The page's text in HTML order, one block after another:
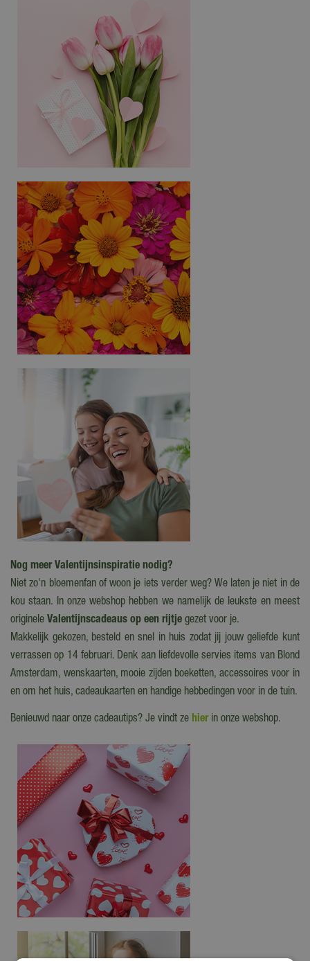
Nog meer Valentijnsinspiratie nodig?
Niet zo'n bloemenfan of woon je iets verder weg? We laten je niet in de
kou staan. In onze webshop hebben we namelijk de leukste en meest
originele Valentijnscadeaus op een rijtje gezet voor je.
Makkelijk gekozen, besteld en snel in huis zodat jij jouw geliefde kunt
verrassen op 14 februari. Denk aan liefdevolle servies items van Blond
Amsterdam, wenskaarten, mooie zijden boeketten, accessoires voor in
en om het huis, cadeaukaarten en handige hebbedingen voor in de tuin.
Benieuwd naar onze cadeautips? Je vindt ze hierin onze webshop.